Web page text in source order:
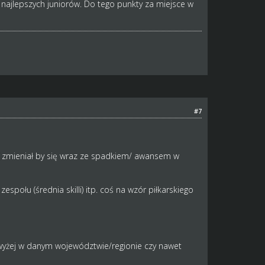
juniorów. Do tego punkty za miejsce w
#7
by się wraz ze spadkiem/ awansem w
(średnia skilli) itp. coś na wzór piłkarskiego
w danym województwie/regionie czy nawet